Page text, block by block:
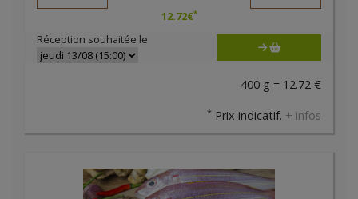
12.72€*
Réception souhaitée le
400 g = 12.72 €
* Prix indicatif. + infos